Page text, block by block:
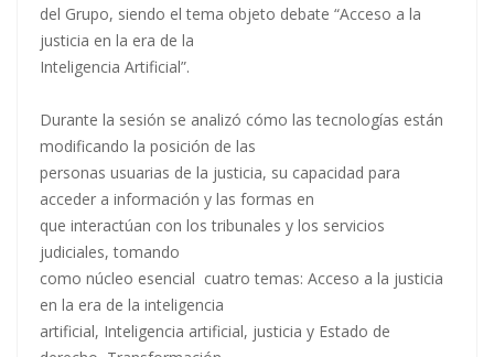
del Grupo, siendo el tema objeto debate “Acceso a la
justicia en la era de la
Inteligencia Artificial”.
Durante la sesión se analizó cómo las tecnologías están
modificando la posición de las
personas usuarias de la justicia, su capacidad para
acceder a información y las formas en
que interactúan con los tribunales y los servicios
judiciales, tomando
como núcleo esencial cuatro temas: Acceso a la justicia
en la era de la inteligencia
artificial, Inteligencia artificial, justicia y Estado de